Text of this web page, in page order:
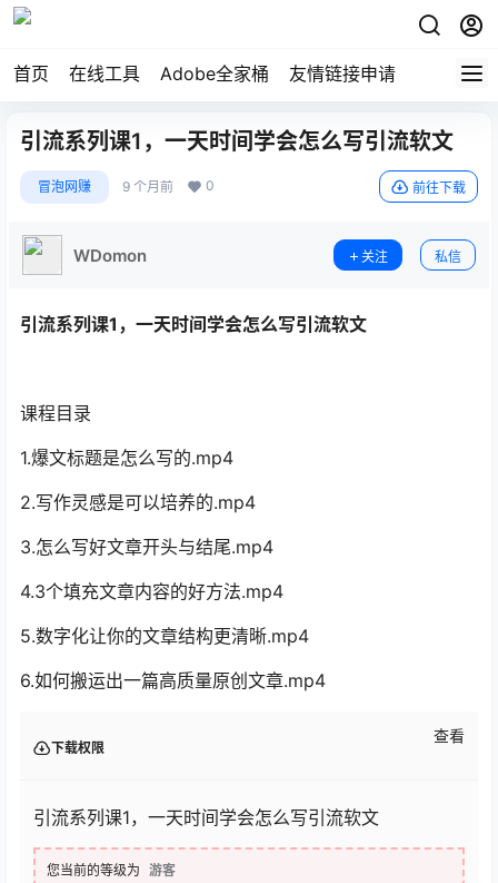
首页 在线工具 Adobe全家桶 友情链接申请
引流系列课1，一天时间学会怎么写引流软文
冒泡网赚 9 个月前 0 前往下载
WDomon 关注 私信
引流系列课1，一天时间学会怎么写引流软文
课程目录
1.爆文标题是怎么写的.mp4
2.写作灵感是可以培养的.mp4
3.怎么写好文章开头与结尾.mp4
4.3个填充文章内容的好方法.mp4
5.数字化让你的文章结构更清晰.mp4
6.如何搬运出一篇高质量原创文章.mp4
下载权限
查看
引流系列课1，一天时间学会怎么写引流软文
您当前的等级为 游客